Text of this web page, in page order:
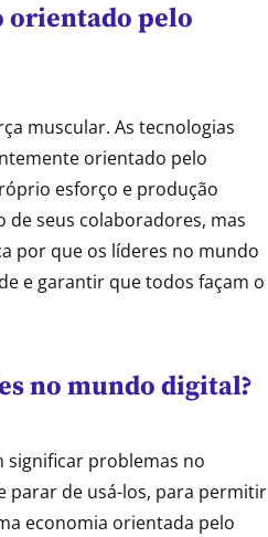
orientado pelo
muscular. As tecnologias
orientado pelo
esforço e produção
seus colaboradores, mas
por que os líderes no mundo
e garantir que todos façam o
no mundo digital?
significar problemas no
parar de usá-los, para permitir
economia orientada pelo